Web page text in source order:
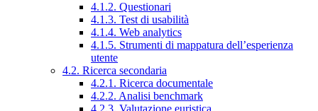
4.1.2. Questionari
4.1.3. Test di usabilità
4.1.4. Web analytics
4.1.5. Strumenti di mappatura dell’esperienza
utente
4.2. Ricerca secondaria
4.2.1. Ricerca documentale
4.2.2. Analisi benchmark
4.2.3. Valutazione euristica